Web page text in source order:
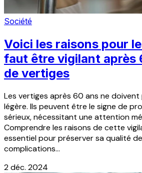
Société
Voici les raisons pour
faut être vigilant après
de vertiges
Les vertiges après 60 ans ne
légère. Ils peuvent être le signe de
sérieux, nécessitant une attention
Comprendre les raisons de cette
essentiel pour préserver sa qualité
complications...
2 déc. 2024